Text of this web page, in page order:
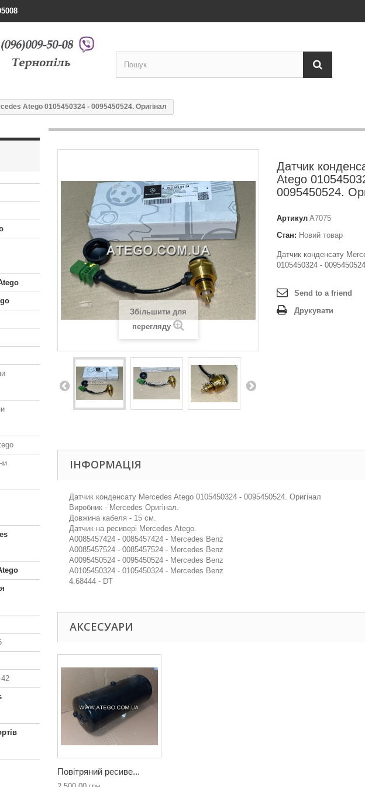
Atego 0105450324 - 0095450524. Оригінал
Збільшити для
перегляду
Датчик
Atego
0095450524.
Артикул A7075
Стан: Новий товар
Датчик конденсату
0105450324 -
Send to a friend
Друкувати
ІНФОРМАЦІЯ
Датчик конденсату Mercedes Atego 0105450324 - 0095450524. Оригінал
Виробник - Mercedes Оригінал.
Довжина кабеля - 15 см.
Датчик на ресивері Mercedes Atego.
A0085457424 - 0085457424 - Mercedes Benz
A0085457524 - 0085457524 - Mercedes Benz
A0095450524 - 0095450524 - Mercedes Benz
A0105450324 - 0105450324 - Mercedes Benz
4.68444 - DT
АКСЕСУАРИ
Повітряний ресиве...